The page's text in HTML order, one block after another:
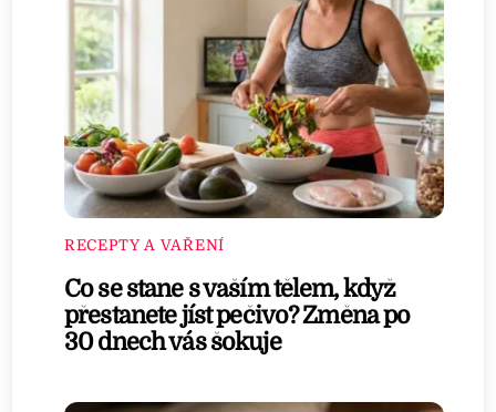
RECEPTY A VAŘENÍ
Co se stane s vaším tělem, když
přestanete jíst pečivo? Změna po
30 dnech vás šokuje